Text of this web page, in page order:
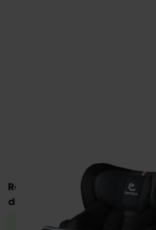
Renolux GAIA i-Size fotelik
dzieci
Zamów do 13:00, a wyślemy